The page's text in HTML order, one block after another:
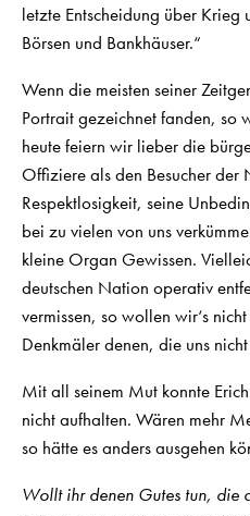
letzte Entscheidung über Krieg
Börsen und Bankhäuser.“
Wenn die meisten seiner
Portrait gezeichnet fanden, so
heute feiern wir lieber die
Offiziere als den Besucher der
Respektlosigkeit, seine
bei zu vielen von uns
kleine Organ Gewissen.
deutschen Nation operativ
vermissen, so wollen wir‘s
Denkmäler denen, die uns
Mit all seinem Mut konnte
nicht aufhalten. Wären mehr
so hätte es anders ausgehen
Wollt ihr denen Gutes tun, die